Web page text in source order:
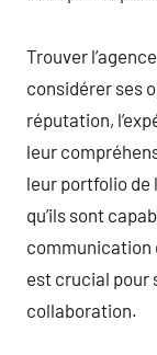
Trouver
considérer ses
réputation,
leur
leur portfolio de
qu’ils sont
communication
est crucial pour
collaboration.